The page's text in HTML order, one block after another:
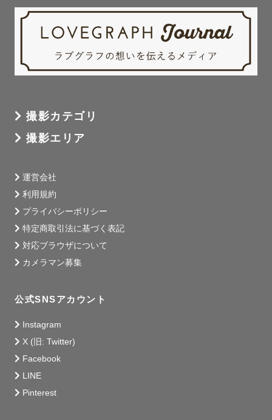
撮影カテゴリ
撮影エリア
運営会社
利用規約
プライバシーポリシー
特定商取引法に基づく表記
対応ブラウザについて
カメラマン募集
公式SNSアカウント
Instagram
X (旧: Twitter)
Facebook
LINE
Pinterest